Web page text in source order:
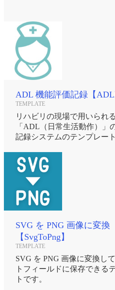
ADL 機能評価記録【
TEMPLATE
リハビリの現場で用いられる
「ADL（日常生活動作）」
記録システムのテンプレート
SVG を PNG 画像に変換
【SvgToPng】
TEMPLATE
SVG を PNG 画像に変換し
トフィールドに保存できる
トです。